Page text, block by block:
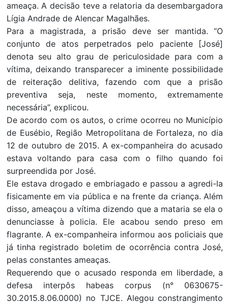
ameaça. A decisão teve a relatoria da desembargadora
Lígia Andrade de Alencar Magalhães.
Para a magistrada, a prisão deve ser mantida. “O
conjunto de atos perpetrados pelo paciente [José]
denota seu alto grau de periculosidade para com a
vítima, deixando transparecer a iminente possibilidade
de reiteração delitiva, fazendo com que a prisão
preventiva seja, neste momento, extremamente
necessária”, explicou.
De acordo com os autos, o crime ocorreu no Município
de Eusébio, Região Metropolitana de Fortaleza, no dia
12 de outubro de 2015. A ex-companheira do acusado
estava voltando para casa com o filho quando foi
surpreendida por José.
Ele estava drogado e embriagado e passou a agredi-la
fisicamente em via pública e na frente da criança. Além
disso, ameaçou a vítima dizendo que a mataria se ela o
denunciasse à policia. Ele acabou sendo preso em
flagrante. A ex-companheira informou aos policiais que
já tinha registrado boletim de ocorrência contra José,
pelas constantes ameaças.
Requerendo que o acusado responda em liberdade, a
defesa interpôs habeas corpus (n° 0630675-
30.2015.8.06.0000) no TJCE. Alegou constrangimento